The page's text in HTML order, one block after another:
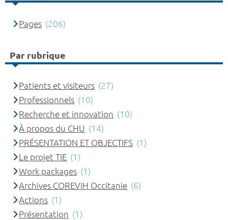
Pages (206)
Par rubrique
Patients et visiteurs (27)
Professionnels (10)
Recherche et innovation (10)
À propos du CHU (14)
PRÉSENTATION ET OBJECTIFS (1)
Le projet TIE (1)
Work packages (1)
Archives COREVIH Occitanie (6)
Actions (1)
Présentation (1)